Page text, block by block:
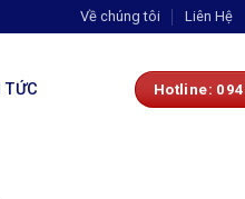
Về chúng tôi Liên Hệ
TỨC Hotline: